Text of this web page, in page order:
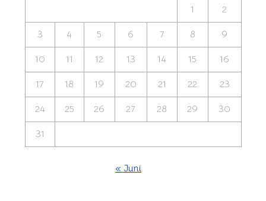
1 2
3 4 5 6 7 8 9
10 11 12 13 14 15 16
17 18 19 20 21 22 23
24 25 26 27 28 29 30
31
« Juni